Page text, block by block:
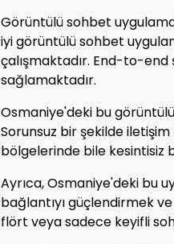
Görüntülü sohbet
iyi görüntülü sohbet
çalışmaktadır. End-to-end
sağlamaktadır.
Osmaniye'deki bu
Sorunsuz bir şekilde
bölgelerinde bile kesintisiz
Ayrıca, Osmaniye'deki bu
bağlantıyı güçlendirmek
flört veya sadece keyifli